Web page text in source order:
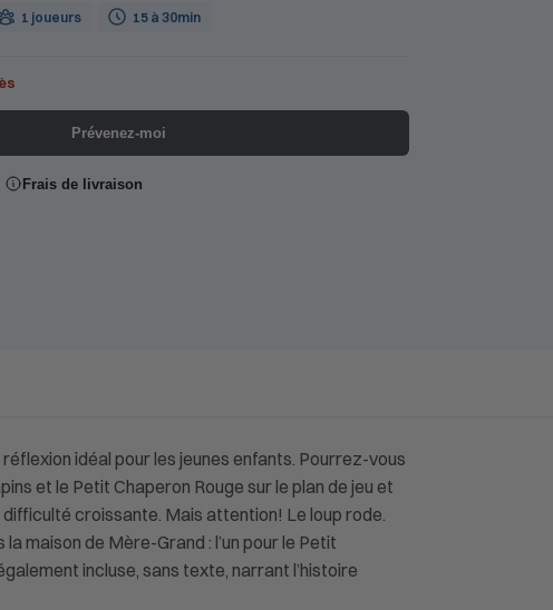
1 joueurs 15 à 30min
Prévenez-moi
Frais de livraison
idéal pour les jeunes enfants. Pourrez-vous
et le Petit Chaperon Rouge sur le plan de jeu et
croissante. Mais attention! Le loup rode.
maison de Mère-Grand : l’un pour le Petit
incluse, sans texte, narrant l’histoire